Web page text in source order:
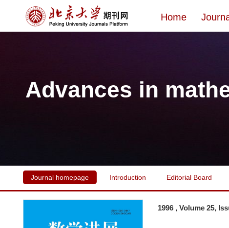
Home
Advances in
Journal homepage Introduction Editorial Board
1996 , Volume 25,